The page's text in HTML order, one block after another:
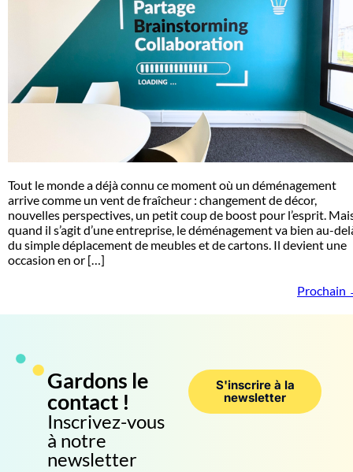
Tout le monde a déjà connu ce moment où un déménagement
arrive comme un vent de fraîcheur : changement de décor,
nouvelles perspectives, un petit coup de boost pour l’esprit.
quand il s’agit d’une entreprise, le déménagement va bien au-
du simple déplacement de meubles et de cartons. Il devient une
occasion en or […]
Prochain
Gardons le
contact !
Inscrivez-vous
à notre
newsletter
S'inscrire à la
newsletter